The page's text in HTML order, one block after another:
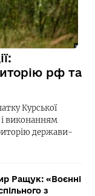
рф та
Курської
і виконанням
держави-
Ращук: «Воєнні
з